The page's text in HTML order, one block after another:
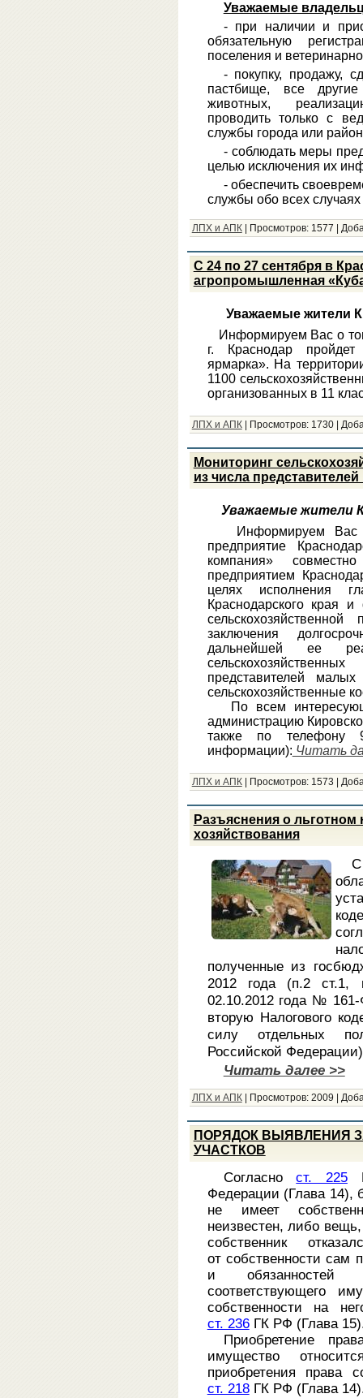
Уважаемые
- при наличии и
обязательную
поселения и
- покупку, продажу,
пастбище, все
животных,
проводить только с
службы города или
- соблюдать меры
целью исключения их
- обеспечить
службы обо всех
ЛПХ и АПК| Просмотров: 1577
С 24 по 27 сентября в
агропромышленная
Уважаемые жители
Информируем Вас о
г. Краснодар
ярмарка». На
1100
организованных в 11
ЛПХ и АПК| Просмотров: 1730|
Мониторинг
из числа
Уважаемые жители
Информируем Вас о
предприятие
компания»
предприятием
целях исполнения
Краснодарского края
заключения
дальнейшей ее
представителей
сельскохозяйственные
По всем
администрацию
также по телефону
информации): Читать
ЛПХ и АПК| Просмотров: 1573
Разъяснения о
хозяйствования
С
полученные из
2012 года (п.2 ст.1,
02.10.2012 года №
вторую Налогового
силу отдельных
Российской
Читать далее >>
ЛПХ и АПК| Просмотров: 2009
ПОРЯДОК ВЫЯВЛЕНИЯ
УЧАСТКОВ
Согласност. 225
Федерации (Глава 14),
не имеет
неизвестен, либо
собственник
от собственности сам
и обязанностей
соответствующего
собственности на
ст. 236ГК РФ (Глава
Приобретение
имущество
приобретения права
ст. 218ГК РФ (Глава